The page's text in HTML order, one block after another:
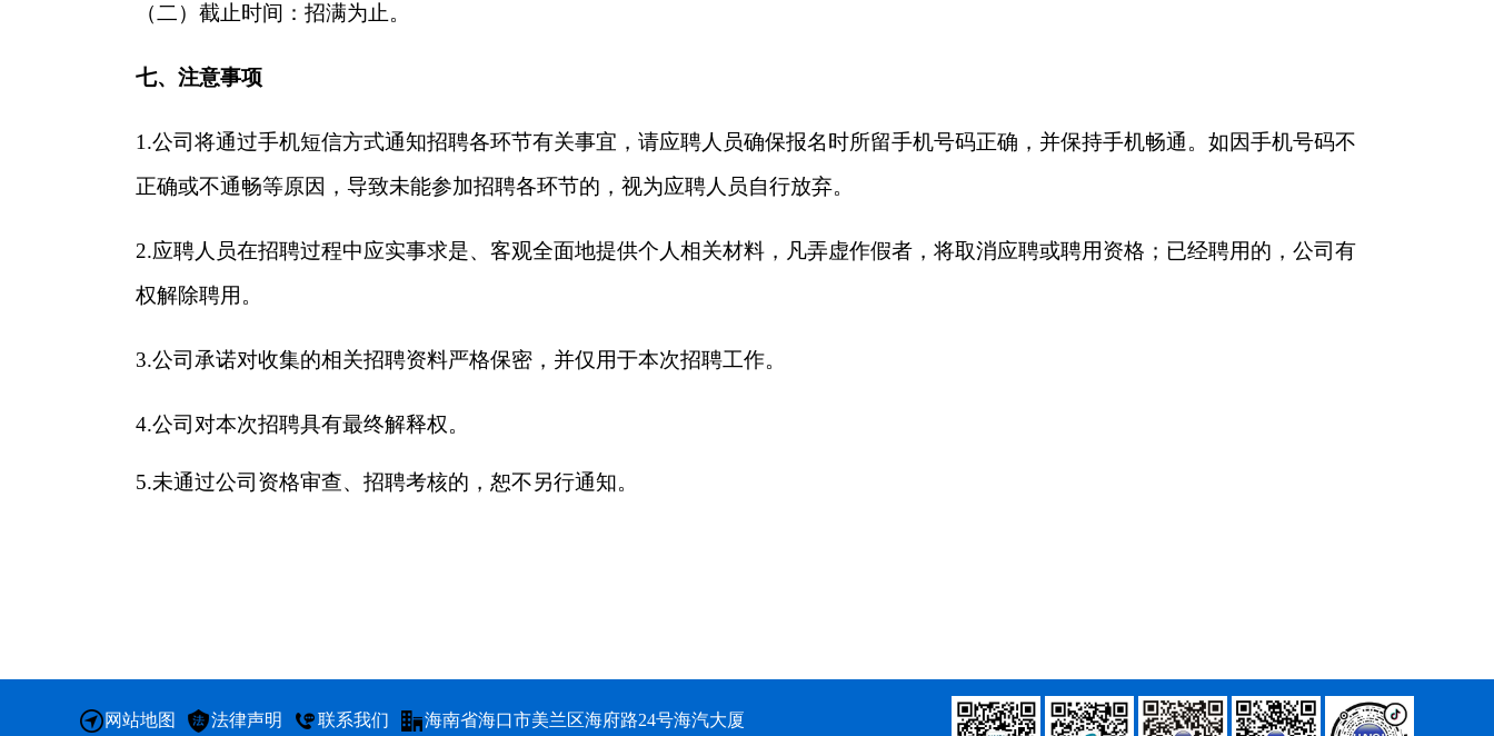
（二）截止时间：招满为止。
七、注意事项
1.公司将通过手机短信方式通知招聘各环节有关事宜，请应聘人员确保报名时所留手机号码正确，并保持手机畅通。如因手机号码不
正确或不通畅等原因，导致未能参加招聘各环节的，视为应聘人员自行放弃。
2.应聘人员在招聘过程中应实事求是、客观全面地提供个人相关材料，凡弄虚作假者，将取消应聘或聘用资格；已经聘用的，公司有
权解除聘用。
3.公司承诺对收集的相关招聘资料严格保密，并仅用于本次招聘工作。
4.公司对本次招聘具有最终解释权。
5.未通过公司资格审查、招聘考核的，恕不另行通知。
网站地图 法律声明 联系我们 海南省海口市美兰区海府路24号海汽大厦